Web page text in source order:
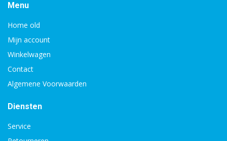
Menu
Home old
Mijn account
Winkelwagen
Contact
Algemene Voorwaarden
Diensten
Service